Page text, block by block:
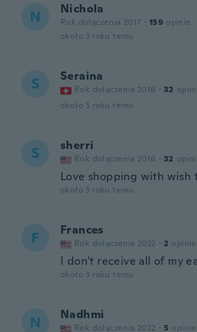
N Nichola
Rok dołączenia 2017 · 159 opinie
około 3 roku temu
S Seraina
Rok dołączenia 2016 · 32
około 3 roku temu
S sherri
Rok dołączenia 2016 · 32
Love shopping with wish
około 3 roku temu
F Frances
Rok dołączenia 2022 · 2 opinie
I don't receive all of my
około 3 roku temu
N Nadhmi
Rok dołączenia 2022 · 5 opinie